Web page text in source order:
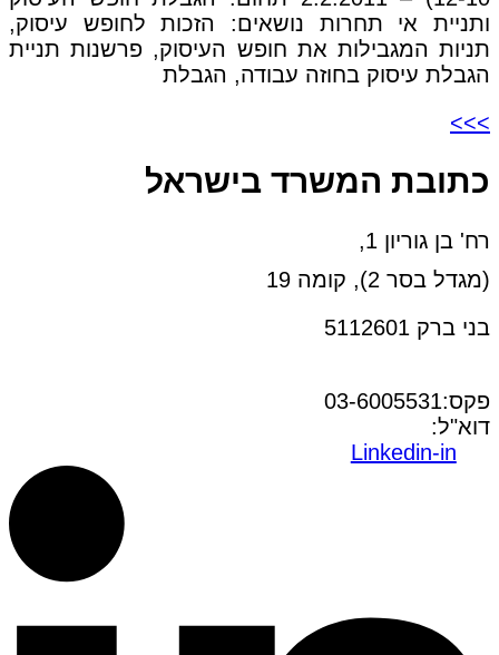
ותניית אי תחרות נושאים: הזכות לחופש עיסוק,
תניות המגבילות את חופש העיסוק, פרשנות תניית
הגבלת עיסוק בחוזה עבודה, הגבלת
>>>
כתובת המשרד בישראל
רח' בן גוריון 1,
(מגדל בסר 2), קומה 19
בני ברק 5112601
פקס:03-6005531
דוא"ל:
Linkedin-in